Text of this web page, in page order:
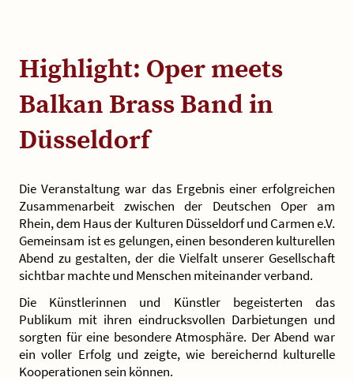
Highlight: Oper meets
Balkan Brass Band in
Düsseldorf
Die Veranstaltung war das Ergebnis einer erfolgreichen
Zusammenarbeit zwischen der Deutschen Oper am
Rhein, dem Haus der Kulturen Düsseldorf und Carmen e.V.
Gemeinsam ist es gelungen, einen besonderen kulturellen
Abend zu gestalten, der die Vielfalt unserer Gesellschaft
sichtbar machte und Menschen miteinander verband.
Die Künstlerinnen und Künstler begeisterten das
Publikum mit ihren eindrucksvollen Darbietungen und
sorgten für eine besondere Atmosphäre. Der Abend war
ein voller Erfolg und zeigte, wie bereichernd kulturelle
Kooperationen sein können.